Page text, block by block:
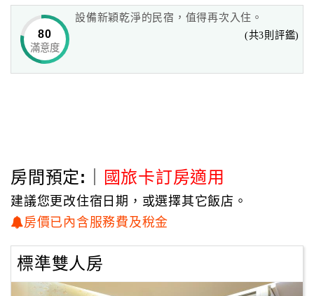
豬肉小吃、日月潭紅茶，
以及欣賞青山綠水的遼闊湖景，
附近則有日月潭纜車站、孔雀園、文武廟、玄奘寺、慈恩
塔、玄光寺與各式的環湖步道等景點，
等待您去遊歷與發掘。
再加上碎花元素的布幔或是牆上畫作點綴其中，舒適而自在
的悠閒空間，讓您享受無憂無慮的美麗假期。
讓顧客享有多樣化的選擇，而在這舒適優雅的用餐環境，也
讓旅客能夠感覺到無憂無慮的感覺。
80
滿意度
設備新穎乾淨的民宿，值得再次入住。
(共3則評鑑)
房間預定:｜ 國旅卡訂房適用
建議您更改住宿日期，或選擇其它飯店。
房價已內含服務費及稅金
標準雙人房